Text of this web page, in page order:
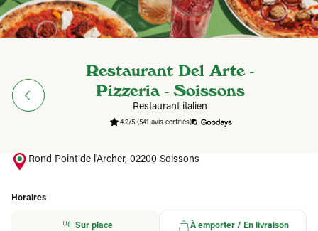
Restaurant Del Arte -
Pizzeria - Soissons
Restaurant italien
4.2/5 (541 avis certifiés)
Rond Point de l'Archer, 02200 Soissons
Horaires
Sur place À emporter / En livraison